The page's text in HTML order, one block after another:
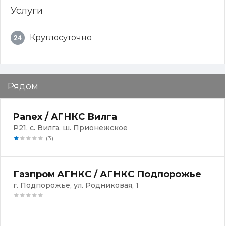
Услуги
Круглосуточно
Рядом
Panex / АГНКС Вилга
Р21, с. Вилга, ш. Прионежское
(3)
Газпром АГНКС / АГНКС Подпорожье
г. Подпорожье, ул. Родниковая, 1